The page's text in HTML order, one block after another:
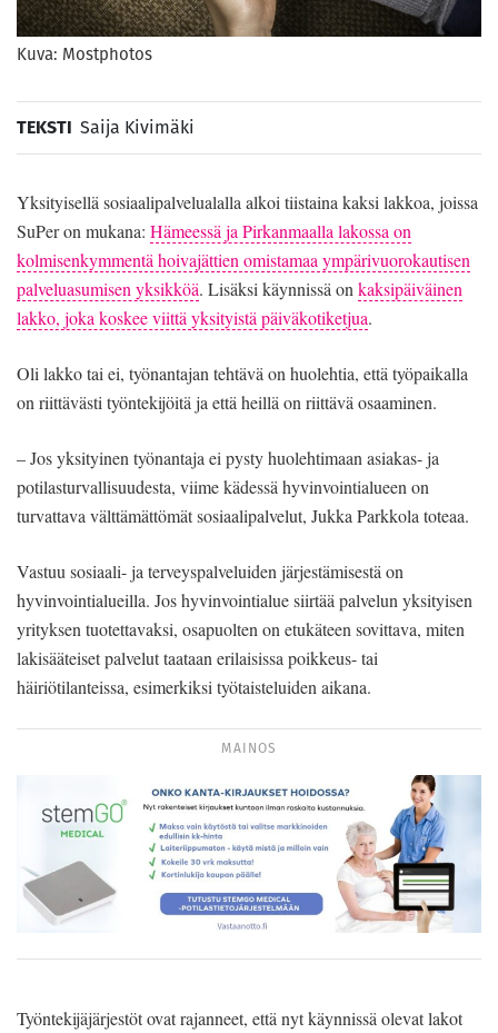
Kuva: Mostphotos
TEKSTI Saija Kivimäki
Yksityisellä sosiaalipalvelualalla alkoi tiistaina kaksi lakkoa, joissa
SuPer on mukana: Hämeessä ja Pirkanmaalla lakossa on
kolmisenkymmentä hoivajättien omistamaa ympärivuorokautisen
palveluasumisen yksikköä. Lisäksi käynnissä on kaksipäiväinen
lakko, joka koskee viittä yksityistä päiväkotiketjua.
Oli lakko tai ei, työnantajan tehtävä on huolehtia, että työpaikalla
on riittävästi työntekijöitä ja että heillä on riittävä osaaminen.
– Jos yksityinen työnantaja ei pysty huolehtimaan asiakas- ja
potilasturvallisuudesta, viime kädessä hyvinvointialueen on
turvattava välttämättömät sosiaalipalvelut, Jukka Parkkola toteaa.
Vastuu sosiaali- ja terveyspalveluiden järjestämisestä on
hyvinvointialueilla. Jos hyvinvointialue siirtää palvelun yksityisen
yrityksen tuotettavaksi, osapuolten on etukäteen sovittava, miten
lakisääteiset palvelut taataan erilaisissa poikkeus- tai
häiriötilanteissa, esimerkiksi työtaisteluiden aikana.
MAINOS
Työntekijäjärjestöt ovat rajanneet, että nyt käynnissä olevat lakot